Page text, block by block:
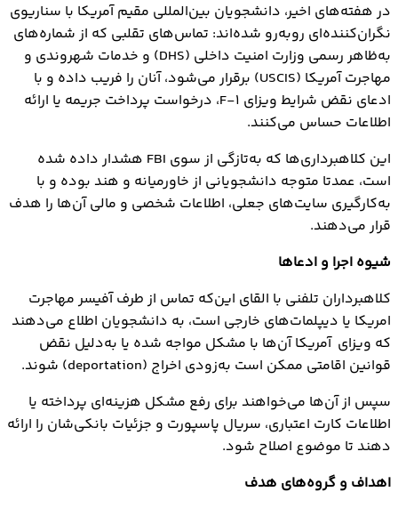
در هفته‌های اخیر، دانشجویان بین‌المللی مقیم آمریکا با سناریوی
نگران‌کننده‌ای روبه‌رو شده‌اند: تماس‌های تقلبی که از شماره‌های
به‌ظاهر رسمی وزارت امنیت داخلی (DHS) و خدمات شهروندی و
مهاجرت آمریکا (USCIS) برقرار می‌شود، آنان را فریب داده و با
ادعای نقض شرایط ویزای F-1، درخواست پرداخت جریمه یا ارائه
اطلاعات حساس می‌کنند.
این کلاهبرداری‌ها که به‌تازگی از سوی FBI هشدار داده شده
است، عمدتا متوجه دانشجویانی از خاورمیانه و هند بوده و با
به‌کارگیری سایت‌های جعلی، اطلاعات شخصی و مالی آن‌ها را هدف
قرار می‌دهند.
شیوه اجرا و ادعاها
کلاهبرداران تلفنی با القای این‌که تماس از طرف آفیسر مهاجرت
امریکا یا دیپلمات‌های خارجی است، به دانشجویان اطلاع می‌دهند
که ویزای آمریکا آن‌ها با مشکل مواجه شده یا به‌دلیل نقض
قوانین اقامتی ممکن است به‌زودی اخراج (deportation) شوند.
سپس از آن‌ها می‌خواهند برای رفع مشکل هزینه‌ای پرداخته یا
اطلاعات کارت اعتباری، سریال پاسپورت و جزئیات بانکی‌شان را ارائه
دهند تا موضوع اصلاح شود.
اهداف و گروه‌های هدف